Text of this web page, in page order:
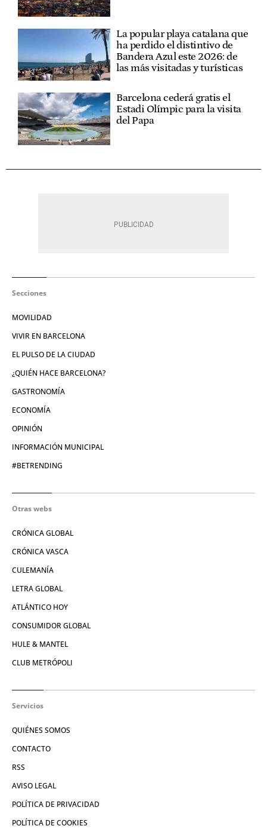
La popular playa catalana que
ha perdido el distintivo de
Bandera Azul este 2026: de
las más visitadas y turísticas
Barcelona cederá gratis el
Estadi Olímpic para la visita
del Papa
Secciones
MOVILIDAD
VIVIR EN BARCELONA
EL PULSO DE LA CIUDAD
¿QUIÉN HACE BARCELONA?
GASTRONOMÍA
ECONOMÍA
OPINIÓN
INFORMACIÓN MUNICIPAL
#BETRENDING
Otras webs
CRÓNICA GLOBAL
CRÓNICA VASCA
CULEMANÍA
LETRA GLOBAL
ATLÁNTICO HOY
CONSUMIDOR GLOBAL
HULE & MANTEL
CLUB METRÓPOLI
Servicios
QUIÉNES SOMOS
CONTACTO
RSS
AVISO LEGAL
POLÍTICA DE PRIVACIDAD
POLÍTICA DE COOKIES